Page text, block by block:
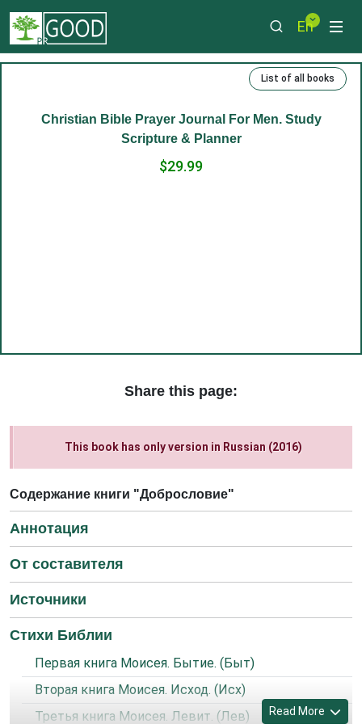
En
List of all books
-14%Christian Bible Prayer Journal For Men. Study
Scripture & Planner
$29.99
Share this page:
This book has only version in Russian (2016)
Содержание книги "Добрословие"
Аннотация
От составителя
Источники
Стихи Библии
Первая книга Моисея. Бытие. (Быт)
Вторая книга Моисея. Исход. (Исх)
Третья книга Моисея. Левит. (Лев)
Read More